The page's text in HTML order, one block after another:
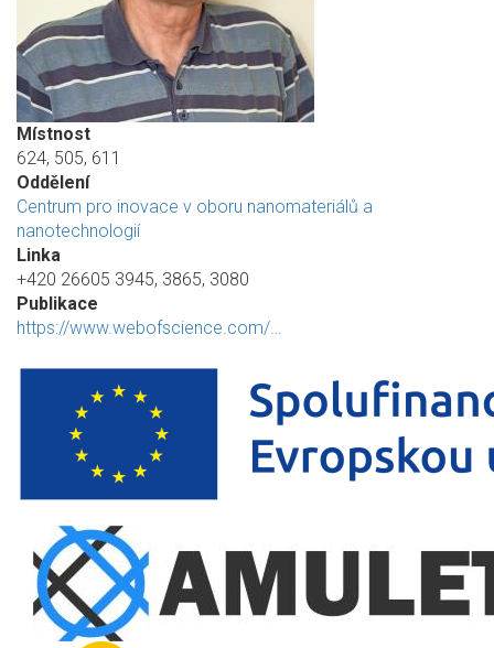
Místnost
624, 505, 611
Oddělení
Centrum pro inovace v oboru nanomateriálů a
nanotechnologií
Linka
+420 26605 3945, 3865, 3080
Publikace
https://www.webofscience.com/…